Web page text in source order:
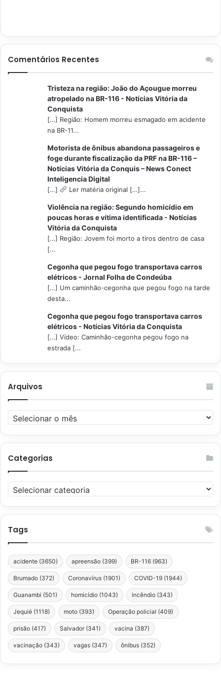
Comentários Recentes
Tristeza na região: João do Açougue morreu
atropelado na BR-116 - Notícias Vitória da
Conquista
[…] Região: Homem morreu esmagado em acidente
na BR-11...
Motorista de ônibus abandona passageiros e
foge durante fiscalização da PRF na BR-116 –
Notícias Vitória da Conquis – News Conect
Inteligencia Digital
[…] Ler matéria original […]...
Violência na região: Segundo homicídio em
poucas horas e vítima identificada - Notícias
Vitória da Conquista
[…] Região: Jovem foi morto a tiros dentro de casa
[...
Cegonha que pegou fogo transportava carros
elétricos - Jornal Folha de Condeúba
[…] Um caminhão-cegonha que pegou fogo na tarde
desta...
Cegonha que pegou fogo transportava carros
elétricos - Notícias Vitória da Conquista
[…] Vídeo: Caminhão-cegonha pegou fogo na
estrada [...
Arquivos
Arquivos
Categorias
Categorias
Tags
acidente (3650) apreensão (399) BR-116 (963)
Brumado (372) Coronavírus (1901) COVID-19 (1944)
Guanambi (501) homicídio (1043) incêndio (343)
Jequié (1118) moto (393) Operação policial (409)
prisão (417) Salvador (341) vacina (387)
vacinação (343) vagas (347) ônibus (352)